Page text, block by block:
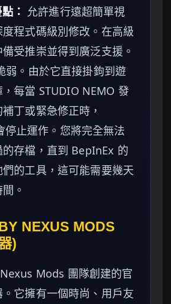
： 允許進行遠超簡單視
程式碼級別修改。在高級
受推崇並得到廣泛支援。
弱。由於它直接掛鉤到遊
每當 STUDIO NEMO 發
丁或緊急修正時，
停止運作。您將完全無法
存檔，直到 BepInEx 的
們的工具，這可能需要幾天
。
NEXUS MODS
)
Mods 團隊創建的官
它擁有一個時尚、用戶友